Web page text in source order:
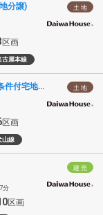
土 地
分譲)
区画
古屋本線
土 地
セキュレア北名古屋九之坪V (建築条件付宅地分譲)
区画
山線
建 売
分
区画